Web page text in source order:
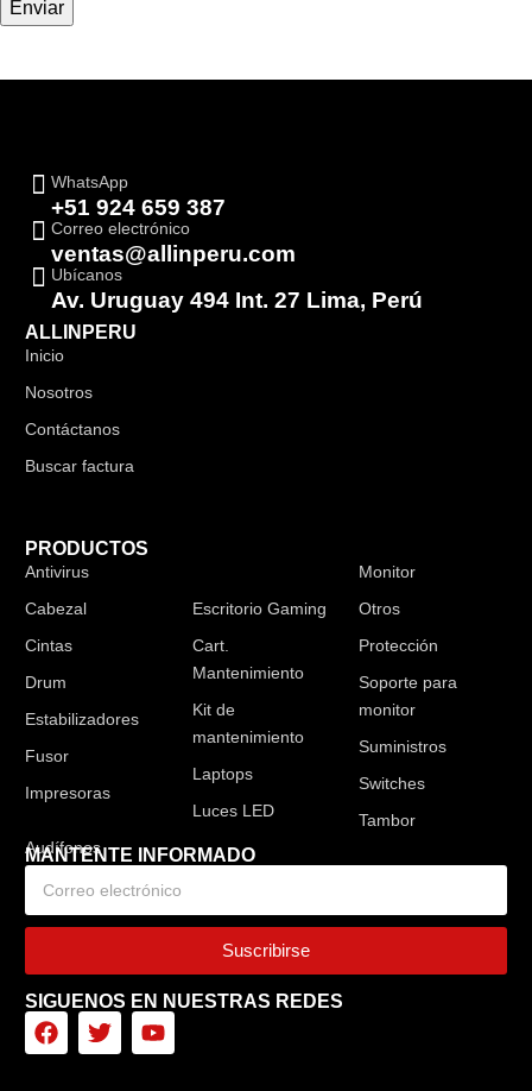
WhatsApp
+51 924 659 387
Correo electrónico
ventas@allinperu.com
Ubícanos
Av. Uruguay 494 Int. 27 Lima, Perú
ALLINPERU
Inicio
Nosotros
Contáctanos
Buscar factura
PRODUCTOS
Antivirus
Cabezal
Cintas
Drum
Estabilizadores
Fusor
Impresoras
Escritorio Gaming
Cart.
Mantenimiento
Kit de
mantenimiento
Laptops
Luces LED
Monitor
Otros
Protección
Soporte para
monitor
Suministros
Switches
Tambor
MANTENTE INFORMADO
Suscribirse
SIGUENOS EN NUESTRAS REDES